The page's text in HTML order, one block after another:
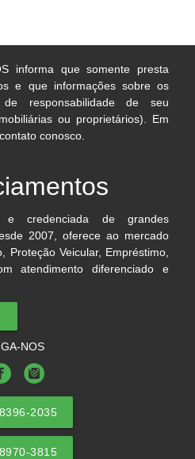
informa que somente presta
e que informações sobre os
responsabilidade de seu
ou proprietários). Em
conosco.
e credenciada de grandes
2007, oferece ao mercado
Proteção Veicular, Empréstimo,
atendimento diferenciado e
NOS
2035
3815